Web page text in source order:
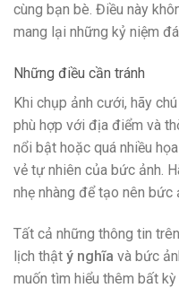
cùng bạn bè. Điều này
mang lại những kỷ niệm
Những điều cần tránh
Khi chụp ảnh cưới, hãy
phù hợp với địa điểm và
nổi bật hoặc quá nhiều
vẻ tự nhiên của bức ảnh.
nhẹ nhàng để tạo nên bức
Tất cả những thông tin
lịch thật ý nghĩa và bức
muốn tìm hiểu thêm bất